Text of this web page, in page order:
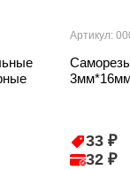
Артикул:
33 ₽
32 ₽